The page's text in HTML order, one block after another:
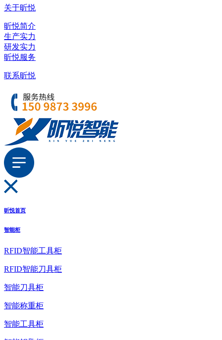
关于昕悦
昕悦简介
生产实力
研发实力
昕悦服务
联系昕悦
昕悦首页
智能柜
RFID智能工具柜
RFID智能刀具柜
智能刀具柜
智能称重柜
智能工具柜